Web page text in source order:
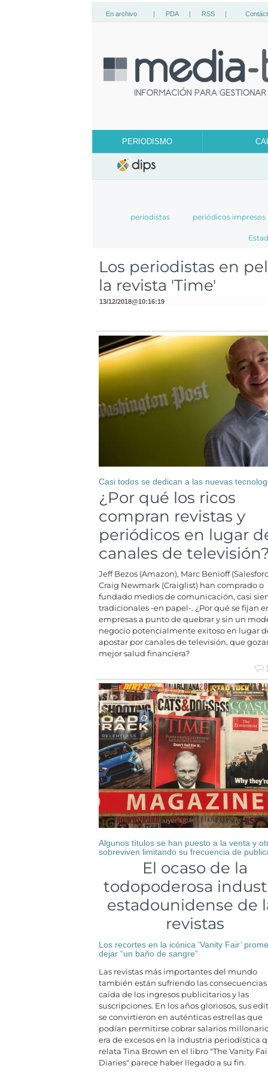
En archivo | PDA | RSS |
PERIODISMO
periodistas periódicos impresos
Los periodistas en
la revista 'Time'
13/12/2018@10:16:19
Casi todos se dedican a las nuevas
¿Por qué los ricos
compran revistas y
periódicos en lugar
canales de
Jeff Bezos (Amazon), Marc Benioff
Craig Newmark (Craiglist) han comprado o
fundado medios de comunicación, casi
tradicionales -en papel-. ¿Por qué se fijan
empresas a punto de quebrar y sin un
negocio potencialmente exitoso en lugar
apostar por canales de televisión, que
mejor salud financiera?
Algunos títulos se han puesto a la venta y
sobreviven limitando su frecuencia de
El ocaso de la
todopoderosa
estadounidense de
revistas
Los recortes en la icónica ‘Vanity Fair’
dejar “un baño de sangre”
Las revistas más importantes del mundo
también están sufriendo las consecuencias
caída de los ingresos publicitarios y las
suscripciones. En los años gloriosos, sus
se convirtieron en auténticas estrellas que
podían permitirse cobrar salarios
era de excesos en la industria periodística
relata Tina Brown en el libro "The Vanity
Diaries" parece haber llegado a su fin.